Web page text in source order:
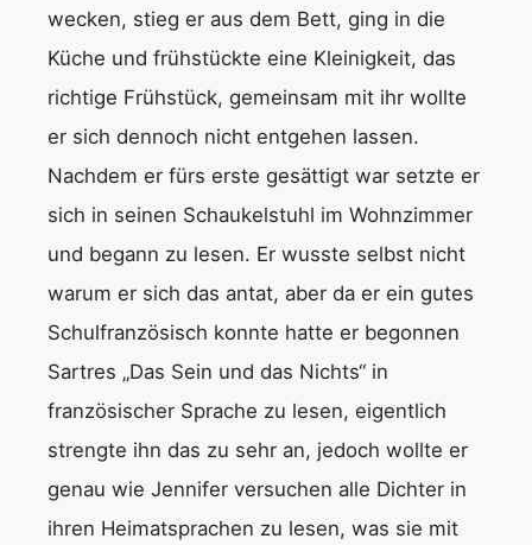
wecken, stieg er aus dem Bett, ging in die
Küche und frühstückte eine Kleinigkeit, das
richtige Frühstück, gemeinsam mit ihr wollte
er sich dennoch nicht entgehen lassen.
Nachdem er fürs erste gesättigt war setzte er
sich in seinen Schaukelstuhl im Wohnzimmer
und begann zu lesen. Er wusste selbst nicht
warum er sich das antat, aber da er ein gutes
Schulfranzösisch konnte hatte er begonnen
Sartres „Das Sein und das Nichts“ in
französischer Sprache zu lesen, eigentlich
strengte ihn das zu sehr an, jedoch wollte er
genau wie Jennifer versuchen alle Dichter in
ihren Heimatsprachen zu lesen, was sie mit